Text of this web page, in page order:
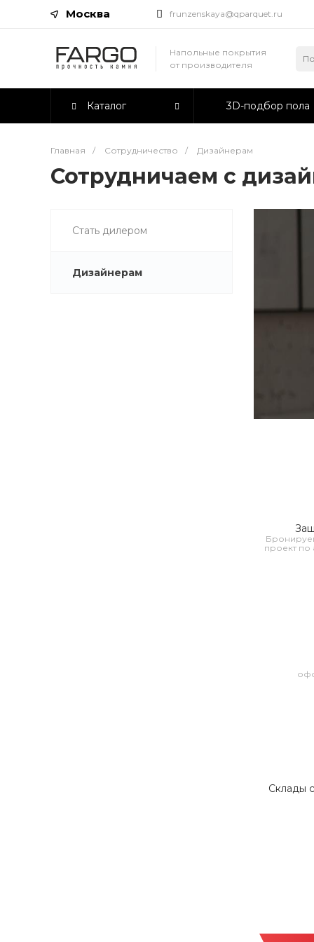
Москва frunzenskaya@qparquet.ru
Напольные покрытия
от производителя
Каталог 3D-подбор пола
Главная / Сотрудничество / Дизайнерам
Сотрудничаем с
Стать дилером
Дизайнерам
проект по
Склады